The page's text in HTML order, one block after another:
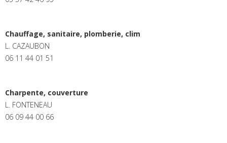
Chauffage, sanitaire, plomberie, clim
L. CAZAUBON
06 11 44 01 51
Charpente, couverture
L. FONTENEAU
06 09 44 00 66